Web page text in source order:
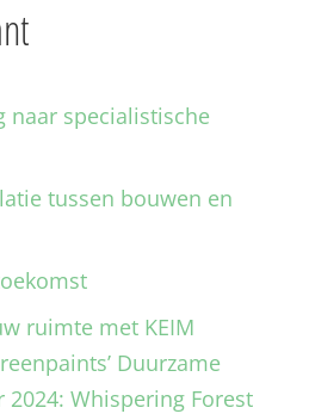
naar specialistische
tussen bouwen en
ruimte met KEIM
Duurzame
2024: Whispering Forest